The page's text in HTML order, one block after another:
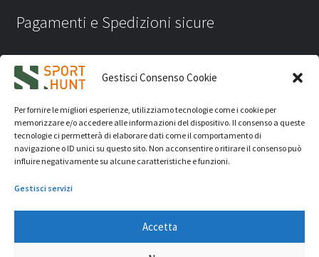
Gestisci Consenso Cookie
Per fornire le migliori esperienze, utilizziamo tecnologie come i cookie per
memorizzare e/o accedere alle informazioni del dispositivo. Il consenso a queste
tecnologie ci permetterà di elaborare dati come il comportamento di
navigazione o ID unici su questo sito. Non acconsentire o ritirare il consenso può
influire negativamente su alcune caratteristiche e funzioni.
Gestisci servizi
Accetta
Pagamenti e Spedizioni sicure
iVision Communication S.r.l.- P.Iva 04233830407 - REA: RN